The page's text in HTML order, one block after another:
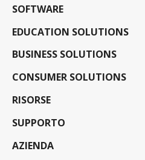
SOFTWARE
EDUCATION SOLUTIONS
BUSINESS SOLUTIONS
CONSUMER SOLUTIONS
RISORSE
SUPPORTO
AZIENDA